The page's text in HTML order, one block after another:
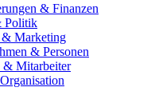
& Finanzen
Politik
& Marketing
& Personen
& Mitarbeiter